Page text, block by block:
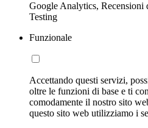
Google Analytics,
Testing
Funzionale
Accettando questi servizi,
oltre le funzioni di base e ti
comodamente il nostro sito
questo sito web utilizziamo i